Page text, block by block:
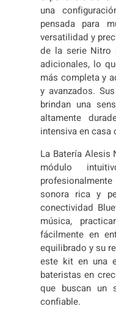
R
O
P
R
O
K
I
T
X
U
S
c
a
n
t
i
d
a
d
una
pensada para
versatilidad y
de la serie Nitro
adicionales, lo
más completa y
y avanzados.
brindan una
altamente
intensiva en casa
La Batería Alesis
módulo
sonora rica y
conectividad
música,
fácilmente en
equilibrado y su
este kit en una
bateristas en
que buscan un
confiable.